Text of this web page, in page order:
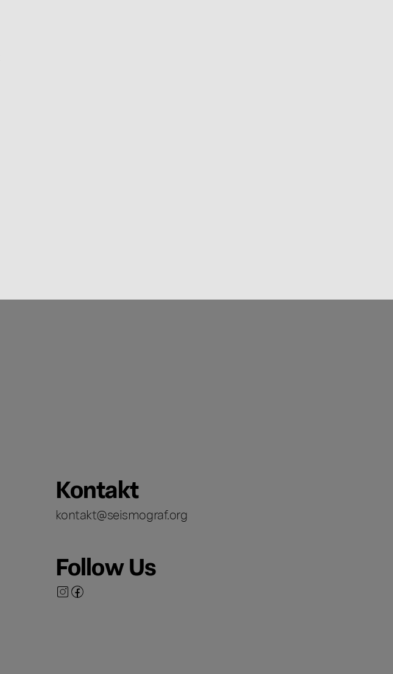
Kontakt
kontakt@seismograf.org
Follow Us